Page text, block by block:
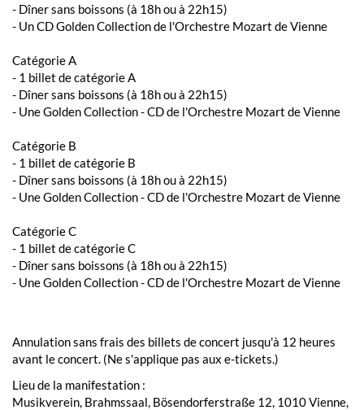
- Dîner sans boissons (à 18h ou à 22h15)
- Un CD Golden Collection de l'Orchestre Mozart de Vienne
Catégorie A
- 1 billet de catégorie A
- Dîner sans boissons (à 18h ou à 22h15)
- Une Golden Collection - CD de l'Orchestre Mozart de Vienne
Catégorie B
- 1 billet de catégorie B
- Dîner sans boissons (à 18h ou à 22h15)
- Une Golden Collection - CD de l'Orchestre Mozart de Vienne
Catégorie C
- 1 billet de catégorie C
- Dîner sans boissons (à 18h ou à 22h15)
- Une Golden Collection - CD de l'Orchestre Mozart de Vienne
Annulation sans frais des billets de concert jusqu'à 12 heures
avant le concert. (Ne s'applique pas aux e-tickets.)
Lieu de la manifestation :
Musikverein, Brahmssaal, Bösendorferstraße 12, 1010 Vienne,